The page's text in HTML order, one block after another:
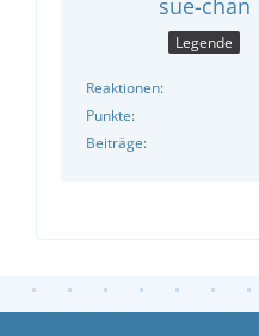
sue-chan
Legende
Reaktionen
Punkte
Beiträge